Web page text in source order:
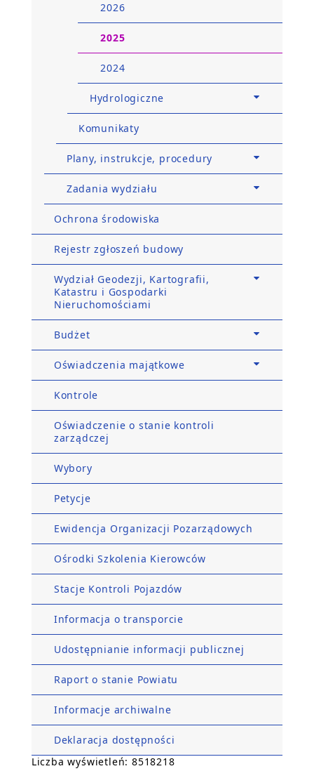
2026
2025
2024
Hydrologiczne
Komunikaty
Plany, instrukcje, procedury
Zadania wydziału
Ochrona środowiska
Rejestr zgłoszeń budowy
Wydział Geodezji, Kartografii,
Katastru i Gospodarki
Nieruchomościami
Budżet
Oświadczenia majątkowe
Kontrole
Oświadczenie o stanie kontroli
zarządczej
Wybory
Petycje
Ewidencja Organizacji Pozarządowych
Ośrodki Szkolenia Kierowców
Stacje Kontroli Pojazdów
Informacja o transporcie
Udostępnianie informacji publicznej
Raport o stanie Powiatu
Informacje archiwalne
Deklaracja dostępności
Liczba wyświetleń: 8518218